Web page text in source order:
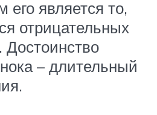
его является то,
отрицательных
Достоинство
– длительный